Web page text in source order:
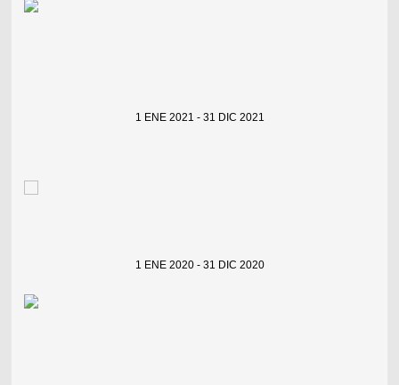
1 ENE 2021 - 31 DIC 2021
1 ENE 2020 - 31 DIC 2020